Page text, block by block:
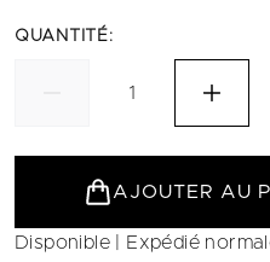
QUANTITÉ:
AJOUTER AU
Disponible | Expédié